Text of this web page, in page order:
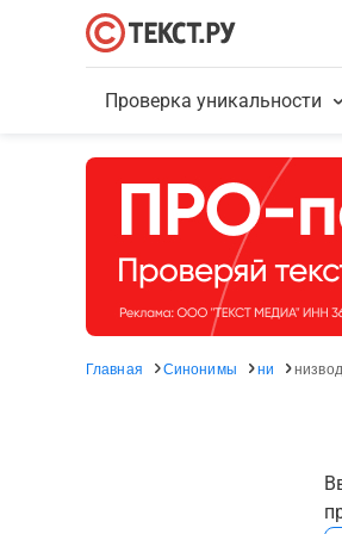
Проверка уникальности
Главная Синонимы ни